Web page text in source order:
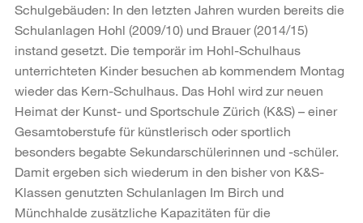
Schulgebäuden: In den letzten Jahren wurden bereits die
Schulanlagen Hohl (2009/10) und Brauer (2014/15)
instand gesetzt. Die temporär im Hohl-Schulhaus
unterrichteten Kinder besuchen ab kommendem Montag
wieder das Kern-Schulhaus. Das Hohl wird zur neuen
Heimat der Kunst- und Sportschule Zürich (K&S) – einer
Gesamtoberstufe für künstlerisch oder sportlich
besonders begabte Sekundarschülerinnen und -schüler.
Damit ergeben sich wiederum in den bisher von K&S-
Klassen genutzten Schulanlagen Im Birch und
Münchhalde zusätzliche Kapazitäten für die